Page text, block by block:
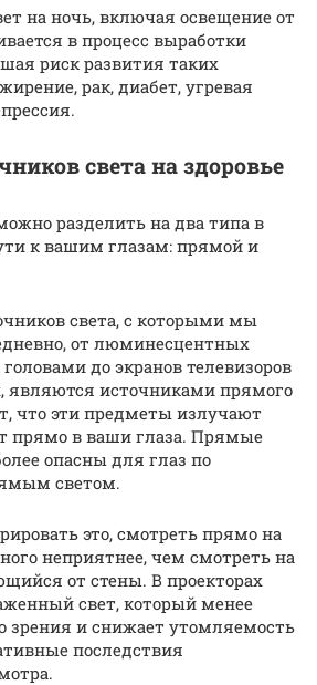
на ночь, включая освещение от
в процесс выработки
риск развития таких
рак, диабет, угревая
света на здоровье
разделить на два типа в
к вашим глазам: прямой и
света, с которыми мы
от люминесцентных
до экранов телевизоров
являются источниками прямого
что эти предметы излучают
прямо в ваши глаза. Прямые
опасны для глаз по
светом.
это, смотреть прямо на
неприятнее, чем смотреть на
от стены. В проекторах
свет, который менее
зрения и снижает утомляемость
последствия